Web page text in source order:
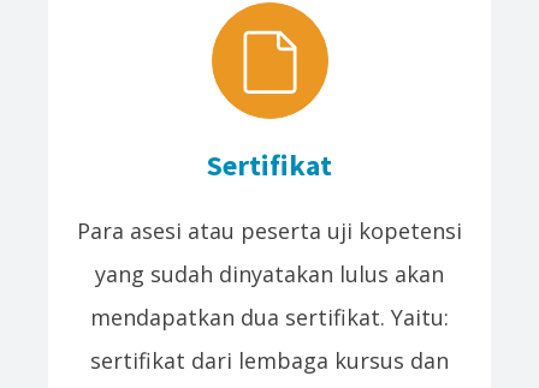
Sertifikat
Para asesi atau peserta uji kopetensi
yang sudah dinyatakan lulus akan
mendapatkan dua sertifikat. Yaitu:
sertifikat dari lembaga kursus dan